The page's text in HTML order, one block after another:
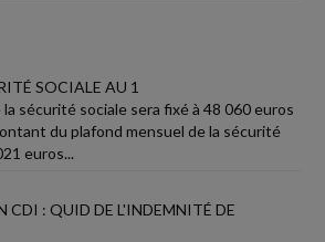
SOCIALE AU 1
sécurité sociale sera fixé à 48 060 euros
du plafond mensuel de la sécurité
euros...
CDI : QUID DE L'INDEMNITÉ DE